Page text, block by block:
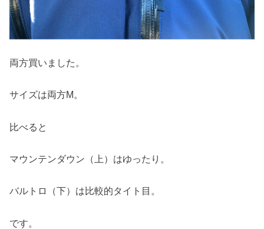
両方買いました。
サイズは両方M。
比べると
マウンテンダウン（上）はゆったり。
バルトロ（下）は比較的タイト目。
です。